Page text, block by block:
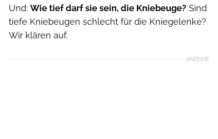
Und: Wie tief darf sie sein, die Kniebeuge? Sind
tiefe Kniebeugen schlecht für die Kniegelenke?
Wir klären auf.
ANZEIGE